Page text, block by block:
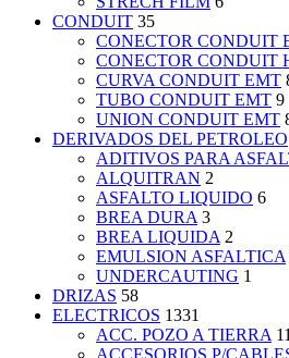
CONDUIT 35
CONECTOR CONDUIT
CONECTOR CONDUIT
CURVA CONDUIT EMT
TUBO CONDUIT EMT 9
UNION CONDUIT EMT
DERIVADOS DEL PETROLEO
ADITIVOS PARA
ALQUITRAN 2
ASFALTO LIQUIDO 6
BREA DURA 3
BREA LIQUIDA 2
EMULSION ASFALTICA
UNDERCAUTING 1
DRIZAS 58
ELECTRICOS 1331
ACC. POZO A TIERRA 11